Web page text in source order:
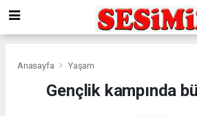
Anasayfa Yaşam
Gençlik kampında